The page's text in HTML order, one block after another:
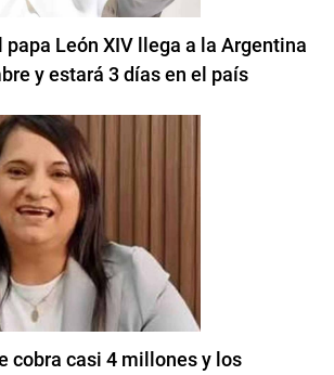
León XIV llega a la Argentina
y estará 3 días en el país
cobra casi 4 millones y los